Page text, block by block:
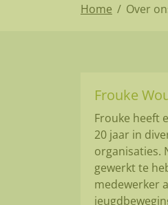
Home / Over
Frouke
Frouke heeft
20 jaar in
organisaties.
gewerkt te
medewerker